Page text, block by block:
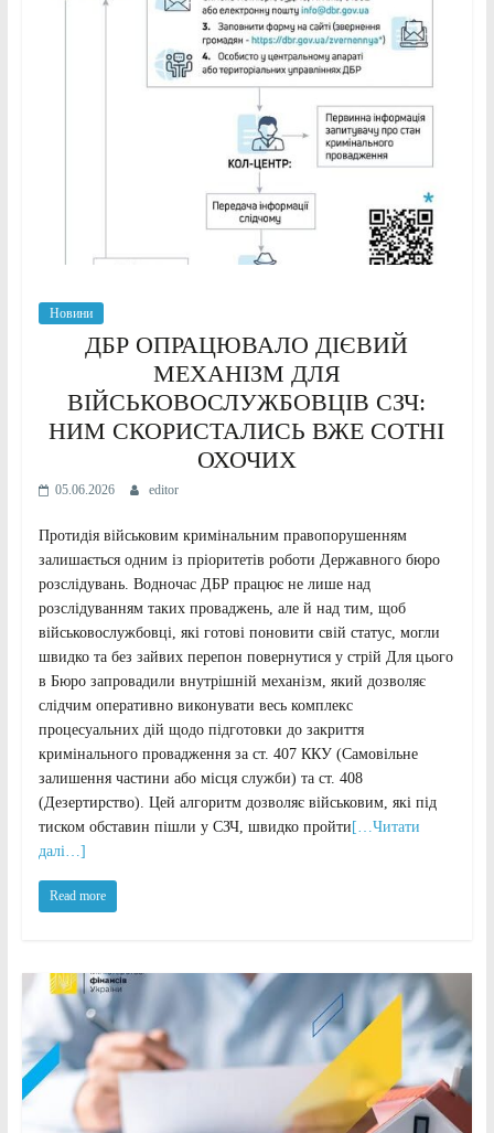
Новини
ДБР ОПРАЦЮВАЛО ДІЄВИЙ
МЕХАНІЗМ ДЛЯ
ВІЙСЬКОВОСЛУЖБОВЦІВ СЗЧ:
НИМ СКОРИСТАЛИСЬ ВЖЕ СОТНІ
ОХОЧИХ
05.06.2026 editor
Протидія військовим кримінальним правопорушенням
залишається одним із пріоритетів роботи Державного бюро
розслідувань. Водночас ДБР працює не лише над
розслідуванням таких проваджень, але й над тим, щоб
військовослужбовці, які готові поновити свій статус, могли
швидко та без зайвих перепон повернутися у стрій Для цього
в Бюро запровадили внутрішній механізм, який дозволяє
слідчим оперативно виконувати весь комплекс
процесуальних дій щодо підготовки до закриття
кримінального провадження за ст. 407 ККУ (Самовільне
залишення частини або місця служби) та ст. 408
(Дезертирство). Цей алгоритм дозволяє військовим, які під
тиском обставин пішли у СЗЧ, швидко пройти […Читати
далі…]
Read more